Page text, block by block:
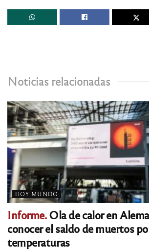
Noticias relacionadas
HOY MUNDO
Informe.Ola de calor en
conocer el saldo de muertos
temperaturas